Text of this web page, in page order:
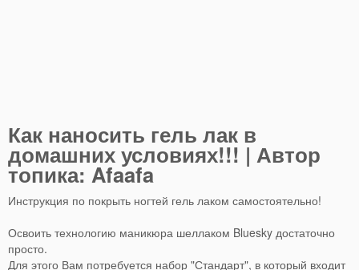
Как наносить гель лак в
домашних условиях!!! | Автор
топика: Afaafa
Инструкция по покрыть ногтей гель лаком самостоятельно!
Освоить технологию маникюра шеллаком Bluesky достаточно
просто.
Для этого Вам потребуется набор "Стандарт", в который входит